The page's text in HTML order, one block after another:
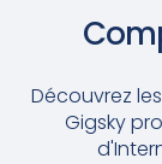
Découvrez
Gigsky